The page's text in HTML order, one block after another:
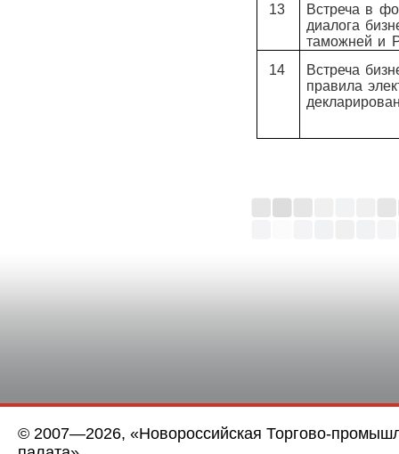
13
Встреча в
диалога
таможней и
14
Встреча
правила
© 2007—2026, «Новороссийская Торгово-